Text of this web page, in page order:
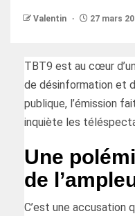
Valentin 27 mars
TBT9 est au cœur
de désinformation et
publique, l’émission
inquiète les
Une
de
C’est une accusation